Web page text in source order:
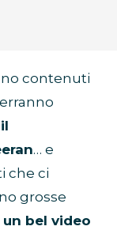
contenuti
… e
che ci
grosse
bel video